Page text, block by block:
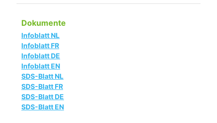
Dokumente
Infoblatt NL
Infoblatt FR
Infoblatt DE
Infoblatt EN
SDS-Blatt NL
SDS-Blatt FR
SDS-Blatt DE
SDS-Blatt EN